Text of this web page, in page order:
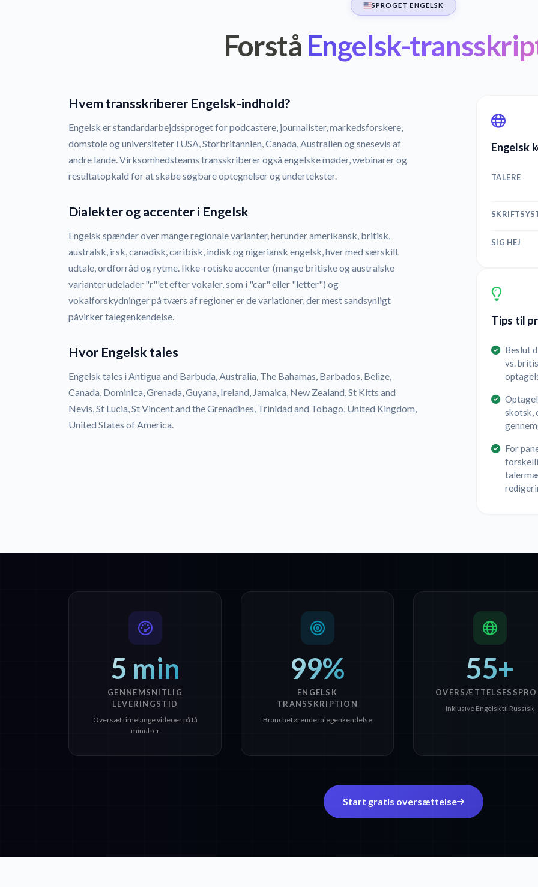
SPROGET ENGELSK
Forstå Engelsk-
Hvem transskriberer Engelsk-indhold?
Engelsk er standardarbejdssproget for podcastere, journalister, markedsforskere,
domstole og universiteter i USA, Storbritannien, Canada, Australien og snesevis af
andre lande. Virksomhedsteams transskriberer også engelske møder, webinarer og
resultatopkald for at skabe søgbare optegnelser og undertekster.
Dialekter og accenter i Engelsk
Engelsk spænder over mange regionale varianter, herunder amerikansk, britisk,
australsk, irsk, canadisk, caribisk, indisk og nigeriansk engelsk, hver med særskilt
udtale, ordforråd og rytme. Ikke-rotiske accenter (mange britiske og australske
varianter udelader "r"'et efter vokaler, som i "car" eller "letter") og
vokalforskydninger på tværs af regioner er de variationer, der mest sandsynligt
påvirker talegenkendelse.
Hvor Engelsk tales
Engelsk tales i Antigua and Barbuda, Australia, The Bahamas, Barbados, Belize,
Canada, Dominica, Grenada, Guyana, Ireland, Jamaica, New Zealand, St Kitts and
Nevis, St Lucia, St Vincent and the Grenadines, Trinidad and Tobago, United Kingdom,
United States of America.
Engelsk
TALERE
SIG HEJ
Tips til
Beslut
vs.
skotsk,
For
5 min
GENNEMSNITLIG
LEVERINGSTID
Oversæt timelange videoer på få
minutter
99%
ENGELSK
TRANSSKRIPTION
Brancheførende talegenkendelse
55+
Inklusive Engelsk til Russisk
Start gratis oversættelse